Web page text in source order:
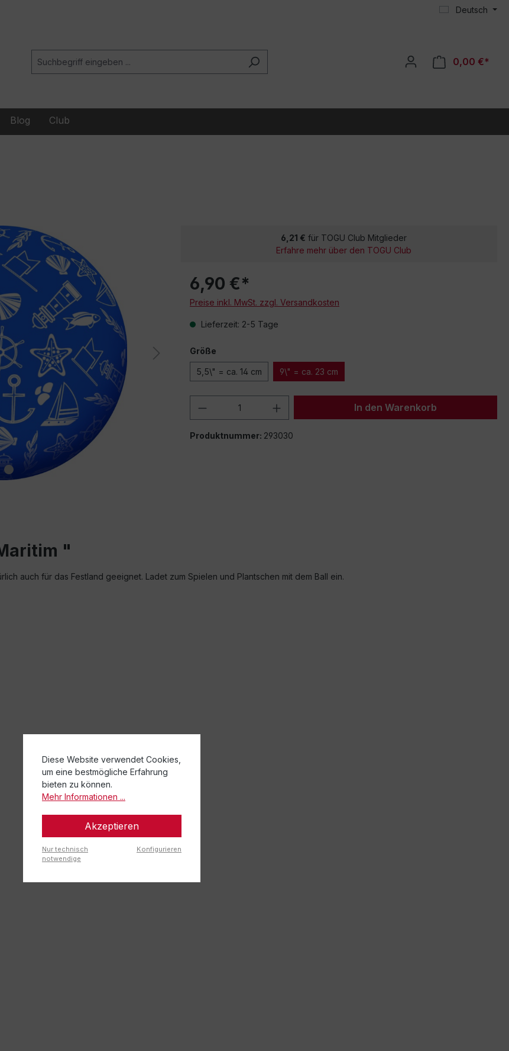
Deutsch
0,00 €*
Blog Club
6,21 € für TOGU Club Mitglieder
Erfahre mehr über den TOGU Club
6,90 €*
Preise inkl. MwSt. zzgl. Versandkosten
Lieferzeit: 2-5 Tage
Größe
5,5\" = ca. 14 cm 9\" = ca. 23 cm
Produkt Anzahl: Gib den gewünschten Wert
In den Warenkorb
Produktnummer: 293030
"
auch für das Festland geeignet. Ladet zum Spielen und Plantschen mit dem Ball ein.
Diese Website verwendet Cookies,
um eine bestmögliche Erfahrung
bieten zu können.
Mehr Informationen ...
Akzeptieren
Nur technisch
notwendige
Konfigurieren